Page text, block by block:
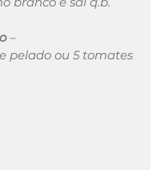
–
pelado ou 5 tomates